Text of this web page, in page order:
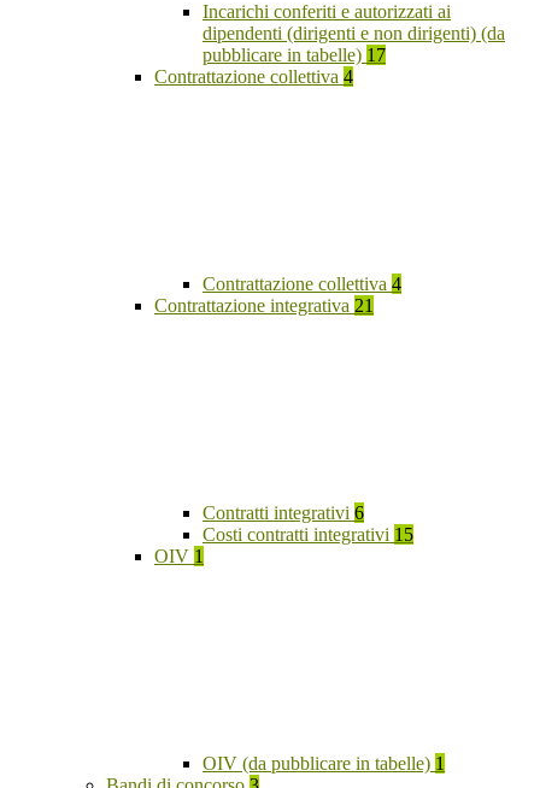
Incarichi conferiti e autorizzati ai
dipendenti (dirigenti e non dirigenti) (da
pubblicare in tabelle) 17
Contrattazione collettiva 4
Contrattazione collettiva 4
Contrattazione integrativa 21
Contratti integrativi 6
Costi contratti integrativi 15
OIV 1
OIV (da pubblicare in tabelle) 1